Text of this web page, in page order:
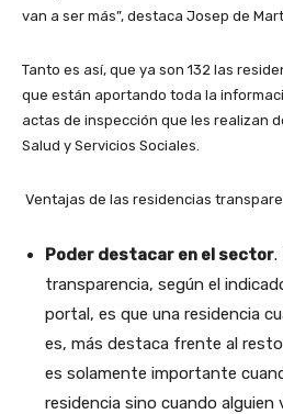
van a ser más”, destaca Josep de
Tanto es así, que ya son 132 las
que están aportando toda la
actas de inspección que les realizan
Salud y Servicios Sociales.
Ventajas de las residencias
Poder destacar en el sector.
transparencia, según el
portal, es que una residencia
es, más destaca frente al
es solamente importante
residencia sino cuando alguien